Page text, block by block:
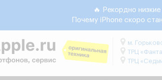
🔥 Рекордно
Почему iPhone скоро
м.
ТРЦ
ТРЦ